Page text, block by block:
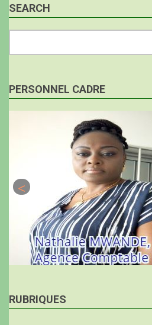
SEARCH
PERSONNEL CADRE
RUBRIQUES